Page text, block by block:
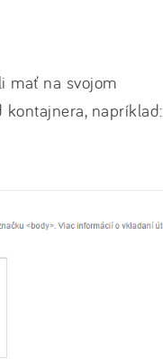
mať na svojom
kontajnera, napríklad: